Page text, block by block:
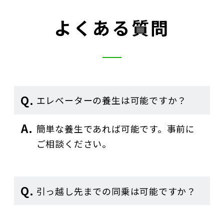
よくある質問
エレベーターの養生は可能ですか？
簡単な養生であれば可能です。事前に
ご相談ください。
引っ越し先までの同乗は可能ですか？